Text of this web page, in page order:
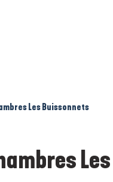
Les Buissonnets